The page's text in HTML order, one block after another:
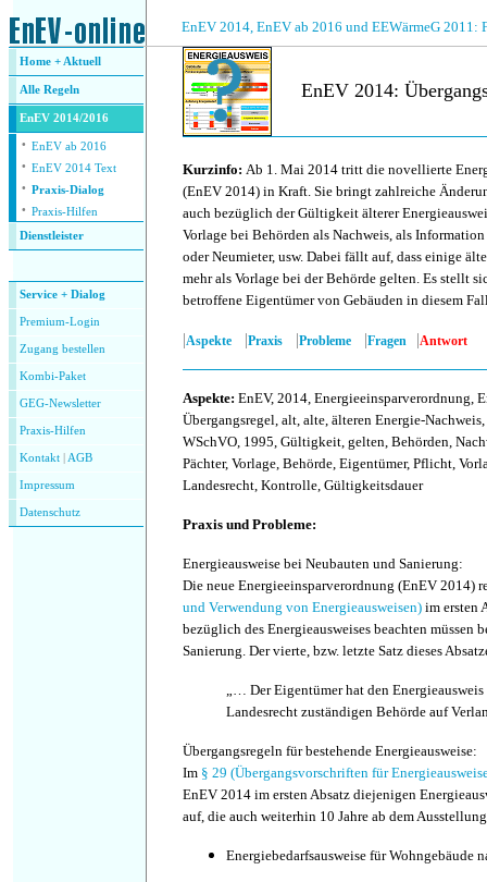
EnEV 2014, EnEV ab 2016 und EEWärmeG 2011:
Home + Aktuell
Alle Regeln
EnEV 2014/2016
· EnEV ab 2016
· EnEV 2014 Text
· Praxis-Dialog
· Praxis-Hilfen
Dienstleister
Service + Dialog
Premium-Login
Zugang bestellen
Kombi-Paket
GEG-Newsletter
Praxis-Hilfen
Kontakt AGB
Impressum
Datenschutz
EnEV 2014:
Kurzinfo: Ab 1. Mai 2014 tritt die novellierte
(EnEV 2014) in Kraft. Sie bringt zahlreiche
auch bezüglich der Gültigkeit älterer
Vorlage bei Behörden als Nachweis, als
oder Neumieter, usw. Dabei fällt auf, dass einige
mehr als Vorlage bei der Behörde gelten. Es stellt
betroffene Eigentümer von Gebäuden in diesem
|Aspekte |Praxis |Probleme |Fragen |Antwort
Aspekte: EnEV, 2014, Energieeinsparverordnung,
Übergangsregel, alt, alte, älteren Energie-
WSchVO, 1995, Gültigkeit, gelten, Behörden,
Pächter, Vorlage, Behörde, Eigentümer, Pflicht,
Landesrecht, Kontrolle, Gültigkeitsdauer
Praxis und Probleme:
Energieausweise bei Neubauten und Sanierung:
Die neue Energieeinsparverordnung (EnEV 2014)
und Verwendung von Energieausweisen) im ersten
bezüglich des Energieausweises beachten müssen
Sanierung. Der vierte, bzw. letzte Satz dieses
„… Der Eigentümer hat den Energieausweis
Landesrecht zuständigen Behörde auf
Übergangsregeln für bestehende Energieausweise:
Im § 29 (Übergangsvorschriften für
EnEV 2014 im ersten Absatz diejenigen
auf, die auch weiterhin 10 Jahre ab dem
Energiebedarfsausweise für Wohngebäude